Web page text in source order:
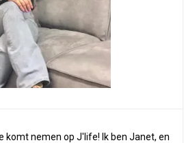
komt nemen op J'life! Ik ben Janet, en